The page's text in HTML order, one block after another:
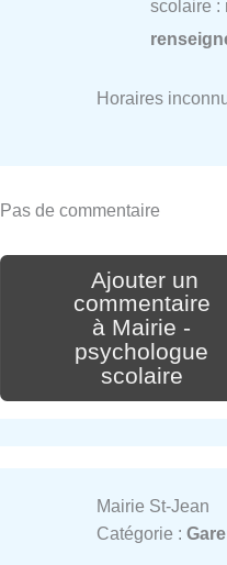
scolaire :
Horaires
Pas de commentaire
Ajouter un
commentaire
à Mairie -
psychologue
scolaire
Mairie St-Jean
Catégorie :